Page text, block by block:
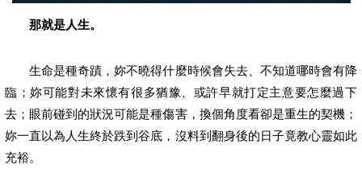
那就是人生。
生命是種奇蹟，妳不曉得什麼時候會失去、不知道哪時會有降
臨；妳可能對未來懷有很多猶豫、或許早就打定主意要怎麼過下
去；眼前碰到的狀況可能是種傷害，換個角度看卻是重生的契機；
妳一直以為人生終於跌到谷底，沒料到翻身後的日子竟教心靈如此
充裕。